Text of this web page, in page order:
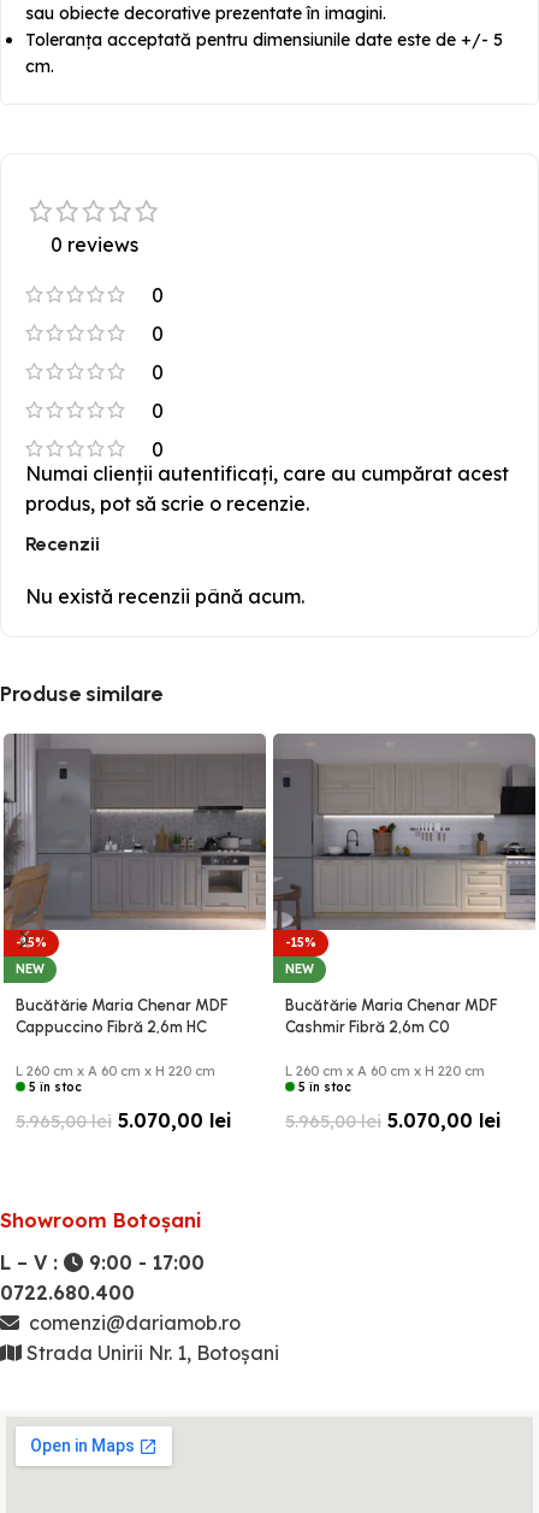
sau obiecte decorative prezentate în imagini.
Toleranța acceptată pentru dimensiunile date este de +/- 5
cm.
0 reviews
0
0
0
0
0
Recenzii
Nu există recenzii până acum.
Numai clienții autentificați, care au cumpărat acest
produs, pot să scrie o recenzie.
Produse similare
-15%
NEW
Bucătărie Maria Chenar MDF
Cappuccino Fibră 2,6m HC
L 260 cm x A 60 cm x H 220 cm
5 în stoc
5.965,00lei 5.070,00 lei
-15%
NEW
Bucătărie Maria Chenar MDF
Cashmir Fibră 2,6m C0
L 260 cm x A 60 cm x H 220 cm
5 în stoc
5.965,00lei 5.070,00 lei
Showroom Botoșani
L – V :
9:00 - 17:00
0722.680.400
comenzi@dariamob.ro
Strada Unirii Nr. 1, Botoșani